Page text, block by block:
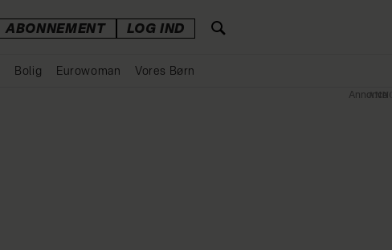
ABONNEMENT LOG IND
Bolig Eurowoman Vores Børn
Annonce